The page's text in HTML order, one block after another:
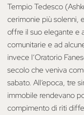
Tempio Tedesco
cerimonie più solenni,
offre il suo elegante e
comunitarie e ad
invece l’Oratorio
secolo che veniva
sabato. All’epoca, tre
immobile rendevano
compimento di riti